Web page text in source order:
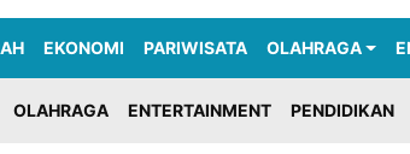
EKONOMI PARIWISATA OLAHRAGA
OLAHRAGA ENTERTAINMENT PENDIDIKAN